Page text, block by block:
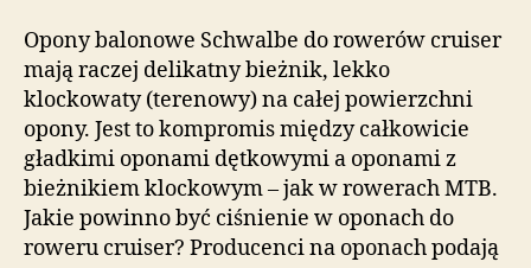
Opony balonowe Schwalbe do rowerów cruiser
mają raczej delikatny bieżnik, lekko
klockowaty (terenowy) na całej powierzchni
opony. Jest to kompromis między całkowicie
gładkimi oponami dętkowymi a oponami z
bieżnikiem klockowym – jak w rowerach MTB.
Jakie powinno być ciśnienie w oponach do
roweru cruiser? Producenci na oponach podają